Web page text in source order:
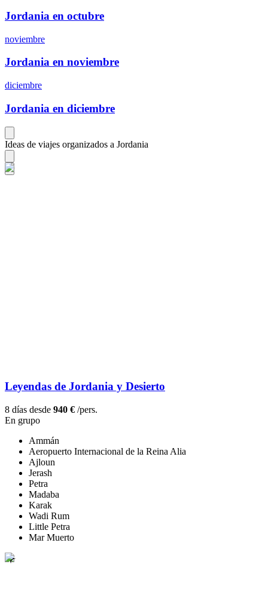
Jordania en octubre
noviembre
Jordania en noviembre
diciembre
Jordania en diciembre
Ideas de viajes organizados a Jordania
Leyendas de Jordania y Desierto
8 días desde 940 € /pers.
En grupo
Ammán
Aeropuerto Internacional de la Reina Alia
Ajloun
Jerash
Petra
Madaba
Karak
Wadi Rum
Little Petra
Mar Muerto